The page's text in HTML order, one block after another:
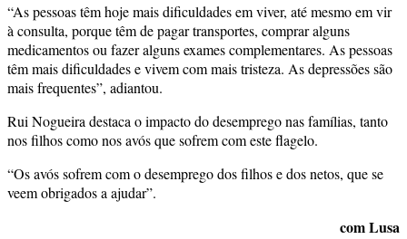
“As pessoas têm hoje mais dificuldades em viver, até mesmo em vir
à consulta, porque têm de pagar transportes, comprar alguns
medicamentos ou fazer alguns exames complementares. As pessoas
têm mais dificuldades e vivem com mais tristeza. As depressões são
mais frequentes”, adiantou.
Rui Nogueira destaca o impacto do desemprego nas famílias, tanto
nos filhos como nos avós que sofrem com este flagelo.
“Os avós sofrem com o desemprego dos filhos e dos netos, que se
veem obrigados a ajudar”.
com Lusa